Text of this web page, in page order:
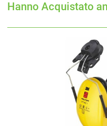
Hanno Acquistato